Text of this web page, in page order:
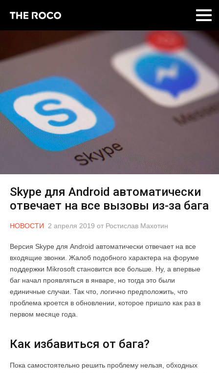
Skype для Android автоматически
отвечает на все вызовы из-за бага
НОВОСТИ 2 апреля 2019 от Ростислав Махотин
Версия Skype для Android автоматически отвечает на все
входящие звонки. Жалоб подобного характера на форуме
поддержки Mikrosoft становится все больше. Ну, а впервые
баг начал проявляться в январе, но тогда это были
единичные случаи. Так что, логично предположить, что
проблема кроется в обновлении, которое пришло как раз в
первом месяце года.
Как избавиться от бага?
Пока самостоятельно решить проблему нельзя, обходных